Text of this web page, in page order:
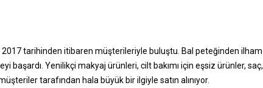
2017 tarihinden itibaren müşterileriyle buluştu. Bal peteğinden ilham
başardı. Yenilikçi makyaj ürünleri, cilt bakımı için eşsiz ürünler, saç,
tarafından hala büyük bir ilgiyle satın alınıyor.